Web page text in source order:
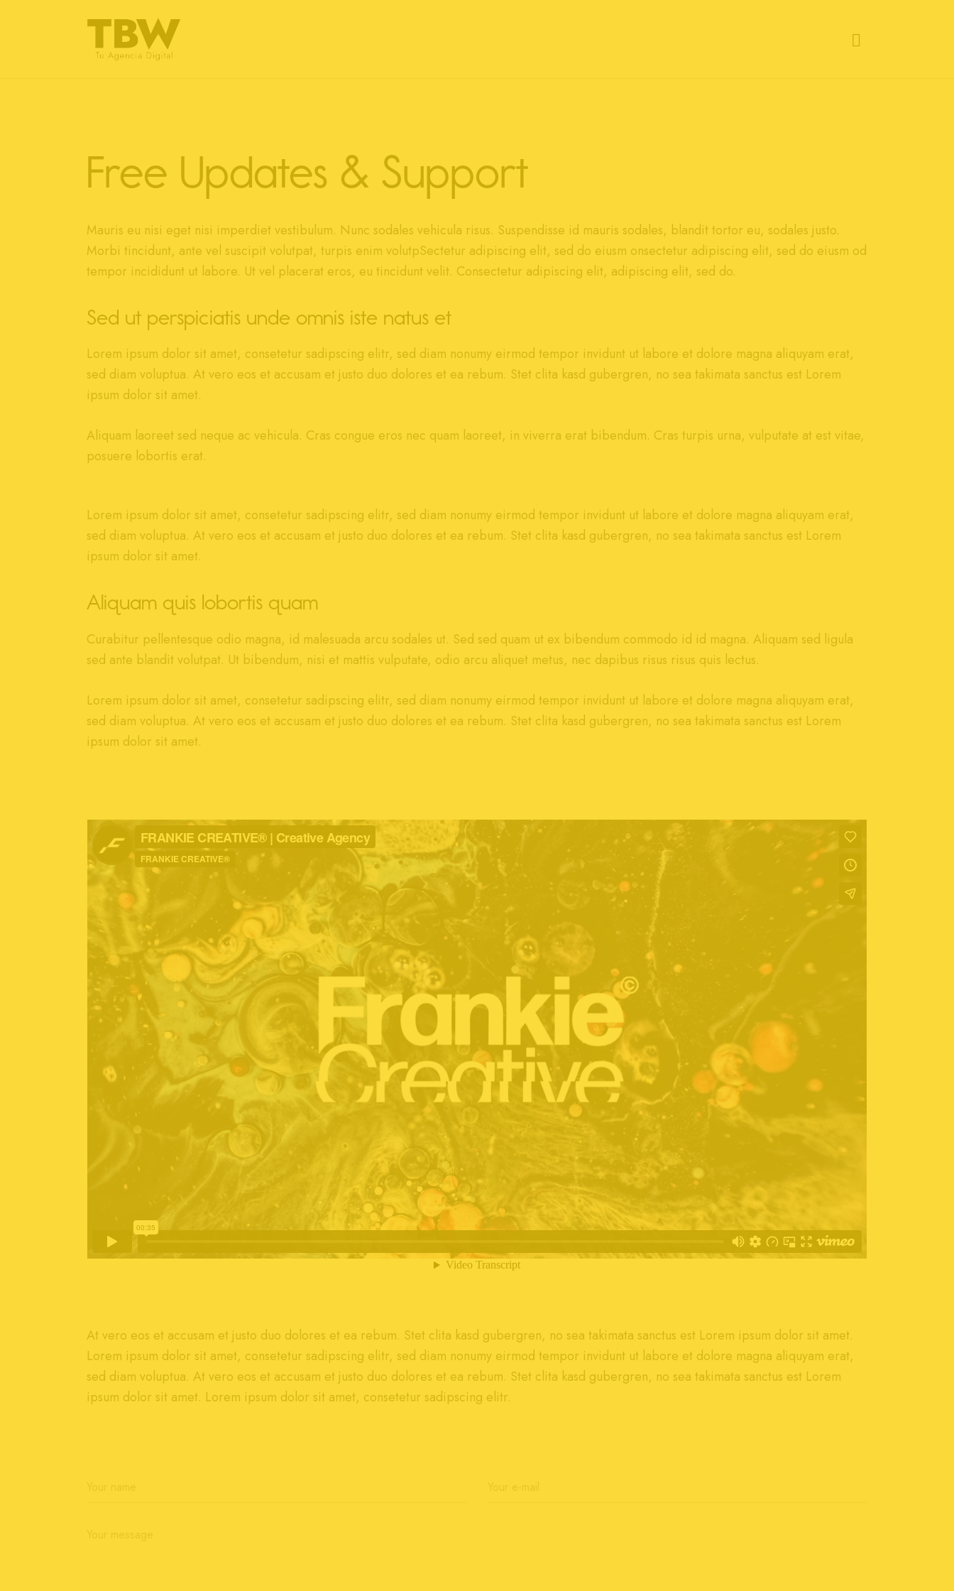
Free Updates & Support
Mauris eu nisi eget nisi imperdiet vestibulum. Nunc sodales vehicula risus. Suspendisse id mauris sodales, blandit tortor eu, sodales justo.
Morbi tincidunt, ante vel suscipit volutpat, turpis enim volutpSectetur adipiscing elit, sed do eiusm onsectetur adipiscing elit, sed do eiusm od
tempor incididunt ut labore. Ut vel placerat eros, eu tincidunt velit. Consectetur adipiscing elit, adipiscing elit, sed do.
Sed ut perspiciatis unde omnis iste natus et
Lorem ipsum dolor sit amet, consetetur sadipscing elitr, sed diam nonumy eirmod tempor invidunt ut labore et dolore magna aliquyam erat,
sed diam voluptua. At vero eos et accusam et justo duo dolores et ea rebum. Stet clita kasd gubergren, no sea takimata sanctus est Lorem
ipsum dolor sit amet.
Aliquam laoreet sed neque ac vehicula. Cras congue eros nec quam laoreet, in viverra erat bibendum. Cras turpis urna, vulputate at est vitae,
posuere lobortis erat.
Lorem ipsum dolor sit amet, consetetur sadipscing elitr, sed diam nonumy eirmod tempor invidunt ut labore et dolore magna aliquyam erat,
sed diam voluptua. At vero eos et accusam et justo duo dolores et ea rebum. Stet clita kasd gubergren, no sea takimata sanctus est Lorem
ipsum dolor sit amet.
Aliquam quis lobortis quam
Curabitur pellentesque odio magna, id malesuada arcu sodales ut. Sed sed quam ut ex bibendum commodo id id magna. Aliquam sed ligula
sed ante blandit volutpat. Ut bibendum, nisi et mattis vulputate, odio arcu aliquet metus, nec dapibus risus risus quis lectus.
Lorem ipsum dolor sit amet, consetetur sadipscing elitr, sed diam nonumy eirmod tempor invidunt ut labore et dolore magna aliquyam erat,
sed diam voluptua. At vero eos et accusam et justo duo dolores et ea rebum. Stet clita kasd gubergren, no sea takimata sanctus est Lorem
ipsum dolor sit amet.
At vero eos et accusam et justo duo dolores et ea rebum. Stet clita kasd gubergren, no sea takimata sanctus est Lorem ipsum dolor sit amet.
Lorem ipsum dolor sit amet, consetetur sadipscing elitr, sed diam nonumy eirmod tempor invidunt ut labore et dolore magna aliquyam erat,
sed diam voluptua. At vero eos et accusam et justo duo dolores et ea rebum. Stet clita kasd gubergren, no sea takimata sanctus est Lorem
ipsum dolor sit amet. Lorem ipsum dolor sit amet, consetetur sadipscing elitr.